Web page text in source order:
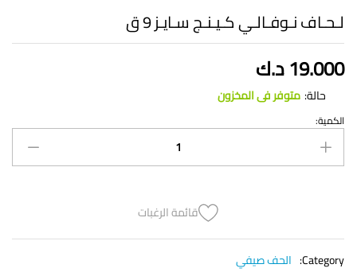
لـحـاف نـوفـالـي كـيـنـج سـايـز 9 ق
19.000د.ك
حالة: متوفر فى المخزون
لـحـاف
نـوفـالـي
كـيـنـج
الكمية:
قائمة الرغبات
Category: الحف صيفي